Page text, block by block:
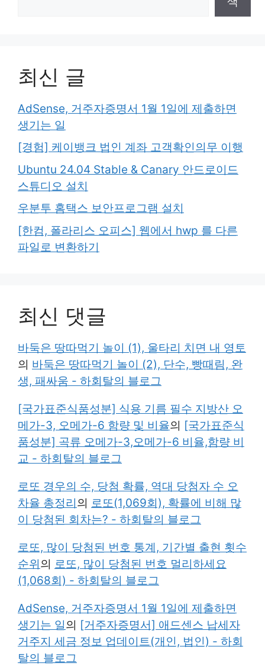
최신 글
AdSense, 거주자증명서 1월 1일에 제출하면
생기는 일
[경험] 케이뱅크 법인 계좌 고객확인의무 이행
Ubuntu 24.04 Stable & Canary 안드로이드
스튜디오 설치
우분투 홈택스 보안프로그램 설치
[한컴, 폴라리스 오피스] 웹에서 hwp 를 다른
파일로 변환하기
최신 댓글
바둑은 땅따먹기 놀이 (1), 울타리 치면 내 영토
의 바둑은 땅따먹기 놀이 (2), 단수, 빵때림, 완
생, 패싸움 - 하회탈의 블로그
[국가표준식품성분] 식용 기름 필수 지방산 오
메가-3, 오메가-6 함량 및 비율의 [국가표준식
품성분] 곡류 오메가-3,오메가-6 비율,함량 비
교 - 하회탈의 블로그
로또 경우의 수, 당첨 확률, 역대 당첨자 수 오
차율 총정리의 로또(1,069회), 확률에 비해 많
이 당첨된 회차는? - 하회탈의 블로그
로또, 많이 당첨된 번호 통계, 기간별 출현 횟수
순위의 로또, 많이 당첨된 번호 멀리하세요
(1,068회) - 하회탈의 블로그
AdSense, 거주자증명서 1월 1일에 제출하면
생기는 일의 [거주자증명서] 애드센스 납세자
거주지 세금 정보 업데이트(개인, 법인) - 하회
탈의 블로그